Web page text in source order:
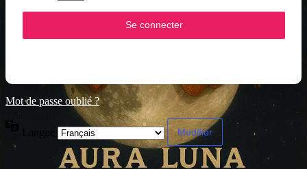
Mot de passe oublié ?
Langue